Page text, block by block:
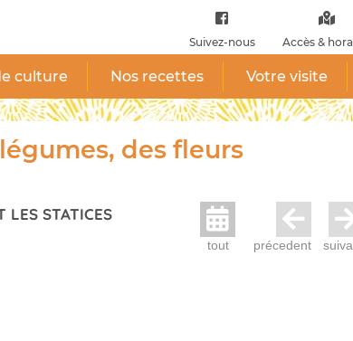
Suivez-nous Accès &
culture Nos recettes Votre visite
des fleurs
LES STATICES
tout précedent